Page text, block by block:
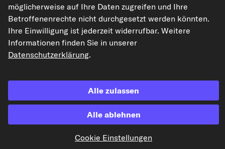
Vertrag widerrufen
© 2026 kfzteile24 GmbH - Alle Rechte vorbehalten.
¹„Gratis Versand“ oder „ohne Versandkosten“ entsprechen dem Wegfall der
möglicherweise auf Ihre Daten zugreifen und Ihre
Betroffenenrechte nicht durchgesetzt werden könnten.
Ihre Einwilligung ist jederzeit widerrufbar. Weitere
Informationen finden Sie in unserer
Datenschutzerklärung.
Alle zulassen
Alle ablehnen
Cookie Einstellungen